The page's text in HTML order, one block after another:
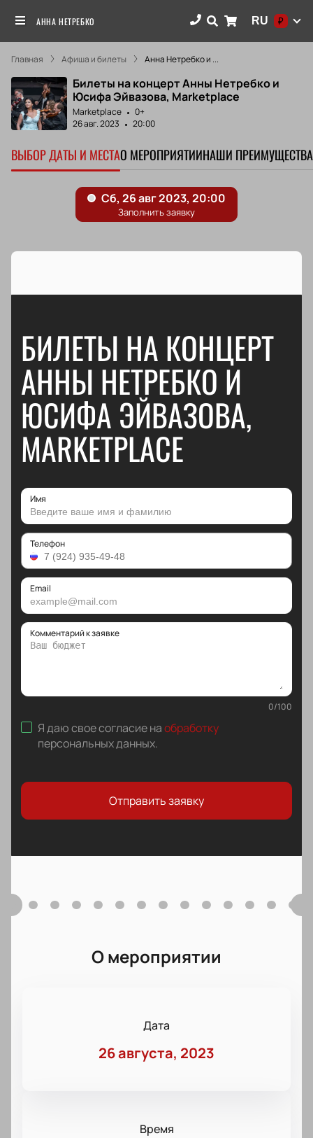
АННА НЕТРЕБКО RU ₽
Главная Афиша и билеты Анна Нетребко и ...
Билеты на концерт Анны Нетребко и
Юсифа Эйвазова, Marketplace
Marketplace
0+
26 авг. 2023
20:00
ВЫБОР ДАТЫ И МЕСТАО МЕРОПРИЯТИИНАШИ ПРЕИМУЩЕСТВА
БИЛЕТЫ НА КОНЦЕРТ
АННЫ НЕТРЕБКО И
ЮСИФА ЭЙВАЗОВА,
MARKETPLACE
Имя
Телефон
Email
Комментарий к заявке
0/100
Я даю свое согласие наобработку
персональных данных.
Отправить заявку
О мероприятии
Дата
26 августа, 2023
Время